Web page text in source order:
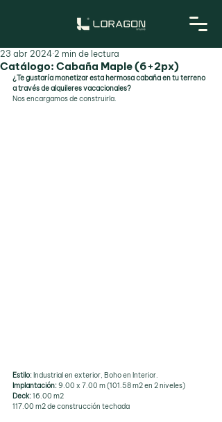
Catálogo: Cabaña Maple (6+2px)
23 abr 2024 2 min de lectura
¿Te gustaría monetizar esta hermosa cabaña en tu terreno
a través de alquileres vacacionales?
Nos encargamos de construirla.
Estilo: Industrial en exterior, Boho en Interior.
Implantación: 9.00 x 7.00 m (101.58 m2 en 2 niveles)
Deck: 16.00 m2
117.00 m2 de construcción techada